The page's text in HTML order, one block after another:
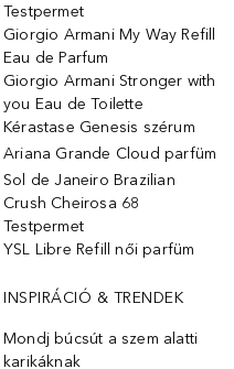
Testpermet
Giorgio Armani My Way Refill
Eau de Parfum
Giorgio Armani Stronger with
you Eau de Toilette
Kérastase Genesis szérum
Ariana Grande Cloud parfüm
Sol de Janeiro Brazilian
Crush Cheirosa 68
Testpermet
YSL Libre Refill női parfüm
INSPIRÁCIÓ & TRENDEK
Mondj búcsút a szem alatti
karikáknak